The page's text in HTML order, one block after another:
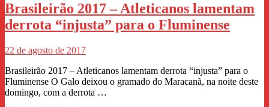
Brasileirão 2017 – Atleticanos lamentam
derrota “injusta” para o Fluminense
22 de agosto de 2017
Brasileirão 2017 – Atleticanos lamentam derrota “injusta” para o
Fluminense O Galo deixou o gramado do Maracanã, na noite deste
domingo, com a derrota …